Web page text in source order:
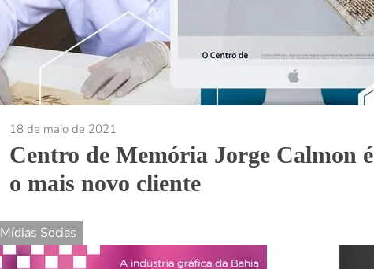
18 de maio de 2021
Centro de Memória Jorge Calmon é
o mais novo cliente
Mídias Socias